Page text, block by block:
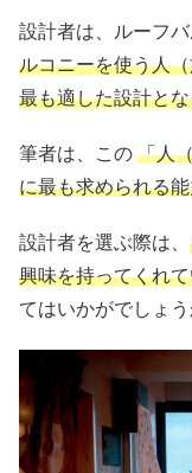
設計者は、ルーフ
ルコニーを使う人
最も適した設計と
筆者は、この 「人
に最も求められる
設計者を選ぶ際は、
興味を持ってくれ
てはいかがでしょ